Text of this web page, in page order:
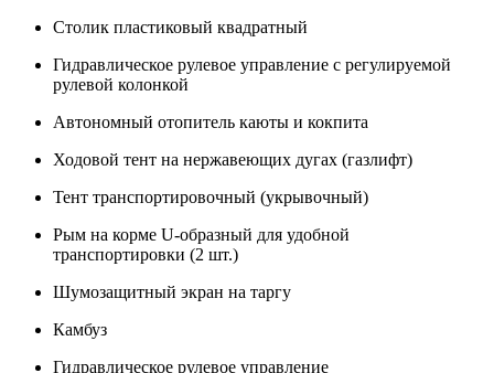
Столик пластиковый квадратный
Гидравлическое рулевое управление с регулируемой
рулевой колонкой
Автономный отопитель каюты и кокпита
Ходовой тент на нержавеющих дугах (газлифт)
Тент транспортировочный (укрывочный)
Рым на корме U-образный для удобной
транспортировки (2 шт.)
Шумозащитный экран на таргу
Камбуз
Гидравлическое рулевое управление